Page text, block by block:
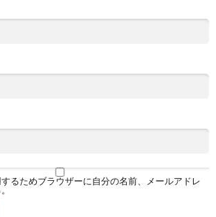
るためブラウザーに自分の名前、メールアドレ